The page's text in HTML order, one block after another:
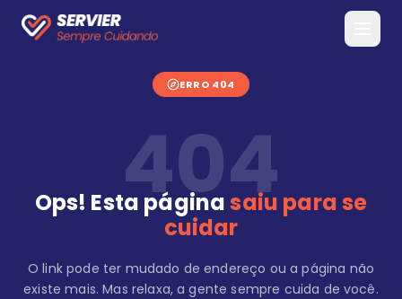
ERRO 404
404
Ops! Esta páginasaiu para se
cuidar
O link pode ter mudado de endereço ou a página não
existe mais. Mas relaxa, a gente sempre cuida de você.